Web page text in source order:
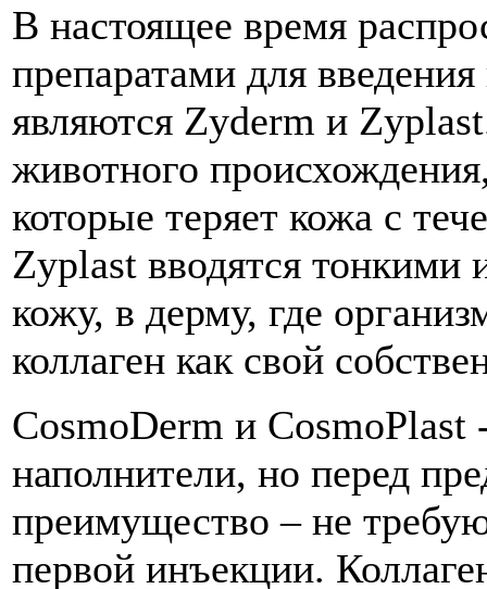
В настоящее время
препаратами для
являются Zyderm и
животного
которые теряет кожа с
Zyplast вводятся тонкими
кожу, в дерму, где
коллаген как свой
CosmoDerm и CosmoPlast
наполнители, но перед
преимущество – не
первой инъекции.